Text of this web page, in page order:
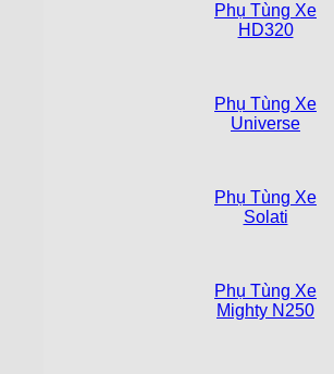
Phụ Tùng Xe
HD320
Phụ Tùng Xe
Universe
Phụ Tùng Xe
Solati
Phụ Tùng Xe
Mighty N250